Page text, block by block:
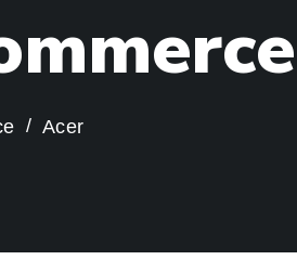
mmerce
Acer